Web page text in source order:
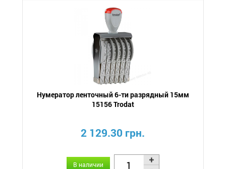
Нумератор ленточный 6-ти разрядный 15мм
15156 Trodat
2 129.30 грн.
В наличии